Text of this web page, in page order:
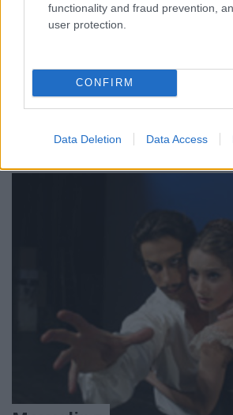
functionality and fraud prevention,
user protection.
CONFIRM
Data Deletion Data Access
2004. április 14.
Véred íze